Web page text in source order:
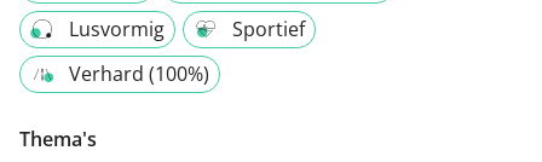
Lusvormig
Sportief
Verhard (100%)
Thema's